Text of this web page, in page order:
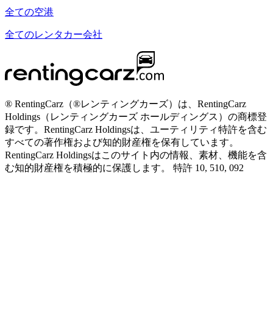
全ての空港
全てのレンタカー会社
® RentingCarz（®レンティングカーズ）は、RentingCarz
Holdings（レンティングカーズ ホールディングス）の商標登
録です。RentingCarz Holdingsは、ユーティリティ特許を含む
すべての著作権および知的財産権を保有しています。
RentingCarz Holdingsはこのサイト内の情報、素材、機能を含
む知的財産権を積極的に保護します。 特許 10, 510, 092